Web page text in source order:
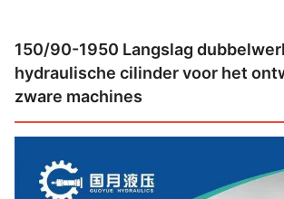
150/90-1950 Langslag
hydraulische cilinder voor het
zware machines